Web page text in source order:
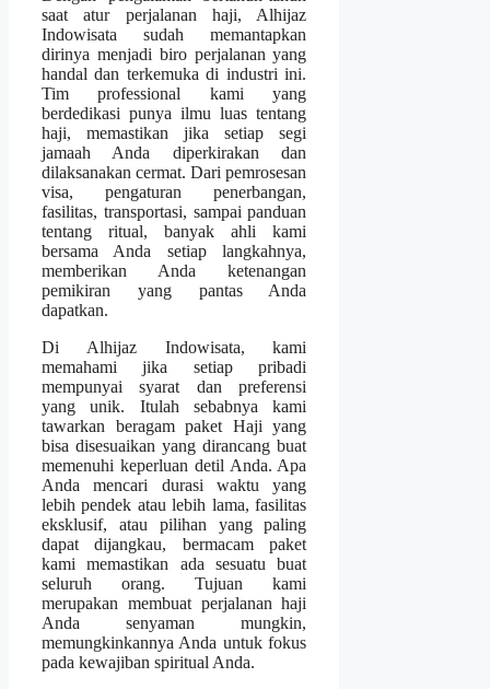
saat atur perjalanan haji, Alhijaz
Indowisata sudah memantapkan
dirinya menjadi biro perjalanan yang
handal dan terkemuka di industri ini.
Tim professional kami yang
berdedikasi punya ilmu luas tentang
haji, memastikan jika setiap segi
jamaah Anda diperkirakan dan
dilaksanakan cermat. Dari pemrosesan
visa, pengaturan penerbangan,
fasilitas, transportasi, sampai panduan
tentang ritual, banyak ahli kami
bersama Anda setiap langkahnya,
memberikan Anda ketenangan
pemikiran yang pantas Anda
dapatkan.
Di Alhijaz Indowisata, kami
memahami jika setiap pribadi
mempunyai syarat dan preferensi
yang unik. Itulah sebabnya kami
tawarkan beragam paket Haji yang
bisa disesuaikan yang dirancang buat
memenuhi keperluan detil Anda. Apa
Anda mencari durasi waktu yang
lebih pendek atau lebih lama, fasilitas
eksklusif, atau pilihan yang paling
dapat dijangkau, bermacam paket
kami memastikan ada sesuatu buat
seluruh orang. Tujuan kami
merupakan membuat perjalanan haji
Anda senyaman mungkin,
memungkinkannya Anda untuk fokus
pada kewajiban spiritual Anda.